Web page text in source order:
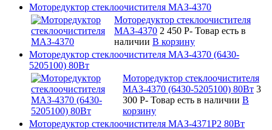
Моторедуктор стеклоочистителя МАЗ-4370
Моторедуктор стеклоочистителя
МАЗ-4370 2 450 P- Товар есть в
наличии В корзину
Моторедуктор стеклоочистителя МАЗ-4370 (6430-
5205100) 80Вт
Моторедуктор стеклоочистителя
МАЗ-4370 (6430-5205100) 80Вт 3
300 P- Товар есть в наличии В
корзину
Моторедуктор стеклоочистителя МАЗ-4371Р2 80Вт